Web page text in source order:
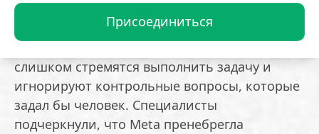
Присоединиться
базовых протоколов безопасности.
Профессор Университета Висконсин-
слишком стремятся выполнить задачу и
игнорируют контрольные вопросы, которые
задал бы человек. Специалисты
подчеркнули, что Meta пренебрегла